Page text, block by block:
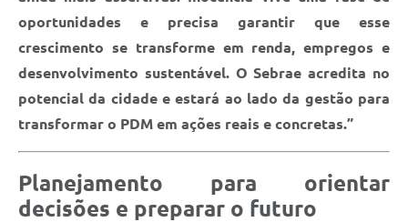
oportunidades e precisa garantir que esse
crescimento se transforme em renda, empregos e
desenvolvimento sustentável. O Sebrae acredita no
potencial da cidade e estará ao lado da gestão para
transformar o PDM em ações reais e concretas.”
Planejamento para orientar
decisões e preparar o futuro